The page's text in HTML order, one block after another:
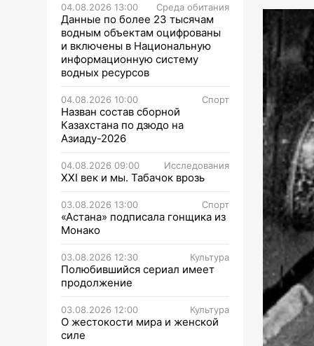
04.08.2026 13:00 Среда обитания
Данные по более 23 тысячам
водным объектам оцифрованы
и включены в Национальную
информационную систему
водных ресурсов
04.08.2026 10:00 Спорт
Назван состав сборной
Казахстана по дзюдо на
Азиаду-2026
04.08.2026 09:00 Исследования
XXI век и мы. Табачок врозь
03.08.2026 13:00 Спорт
«Астана» подписала гонщика из
Монако
03.08.2026 12:30 Культура
Полюбившийся сериал имеет
продолжение
03.08.2026 12:00 Культура
О жестокости мира и женской
силе